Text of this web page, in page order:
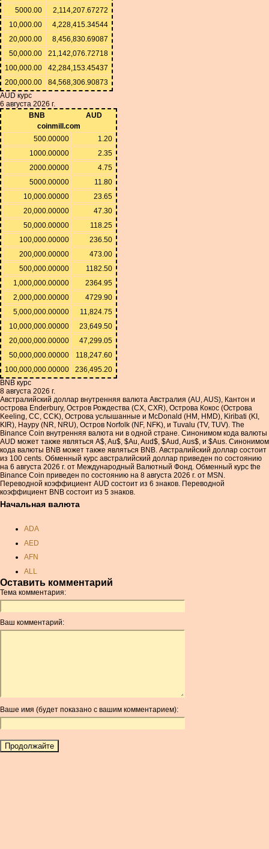
5000.00
2,114,207.67272
10,000.00
4,228,415.34544
20,000.00
8,456,830.69087
50,000.00
21,142,076.72718
100,000.00
42,284,153.45437
200,000.00
84,568,306.90873
AUD курс
6 августа 2026 г.
BNB
AUD
coinmill.com
500.00000
1.20
1000.00000
2.35
2000.00000
4.75
5000.00000
11.80
10,000.00000
23.65
20,000.00000
47.30
50,000.00000
118.25
100,000.00000
236.50
200,000.00000
473.00
500,000.00000
1182.50
1,000,000.00000
2364.95
2,000,000.00000
4729.90
5,000,000.00000
11,824.75
10,000,000.00000
23,649.50
20,000,000.00000
47,299.05
50,000,000.00000
118,247.60
100,000,000.00000
236,495.20
BNB курс
8 августа 2026 г.
Австралийский доллар внутренняя валюта Австралия (AU, AUS), Кантон и
острова Enderbury, Остров Рождества (CX, CXR), Острова Кокос (Острова
Keeling, CC, CCK), Острова услышанные и McDonald (HM, HMD), Kiribati (KI,
KIR), Науру (NR, NRU), Остров Norfolk (NF, NFK), и Tuvalu (TV, TUV). The
Binance Coin внутренняя валюта ни в одной стране. Синонимом кода валюты
AUD может также являться A$, Au$, $Au, Aud$, $Aud, Aus$, и $Aus. Синонимом
кода валюты BNB может также являться BNB. Австралийский доллар состоит
из 100 cents. Обменный курс австралийский доллар приведен по состоянию
на 6 августа 2026 г. от Международный Валютный Фонд. Обменный курс the
Binance Coin приведен по состоянию на 8 августа 2026 г. от MSN.
Переводной коэффициент AUD состоит из 6 знаков. Переводной
коэффициент BNB состоит из 5 знаков.
Начальная валюта
ADA
AED
AFN
ALL
AMD
ANC
ANG
AOA
AUR
AWG
BAM
Оставить комментарий
Тема комментария:
Ваш комментарий:
Ваше имя (будет показано с вашим комментарием):